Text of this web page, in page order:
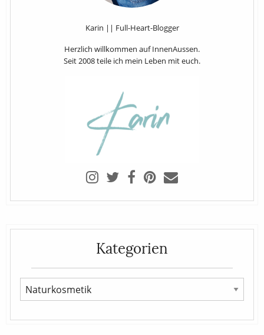
Karin || Full-Heart-Blogger
Herzlich willkommen auf InnenAussen.
Seit 2008 teile ich mein Leben mit euch.
Kategorien